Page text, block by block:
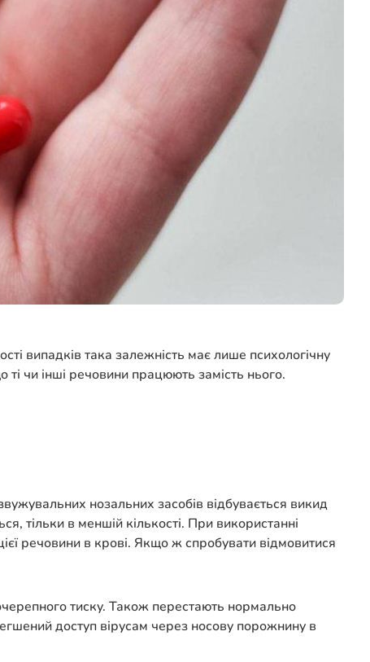
випадків така залежність має лише психологічну
ті чи інші речовини працюють замість нього.
нозальних засобів відбувається викид
тільки в меншій кількості. При використанні
речовини в крові. Якщо ж спробувати відмовитися
тиску. Також перестають нормально
доступ вірусам через носову порожнину в